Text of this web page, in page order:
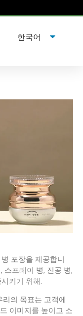
포장을 제공합니
스프레이 병, 진공 병,
키기 위해.
리의 목표는 고객에
이미지를 높이고 소